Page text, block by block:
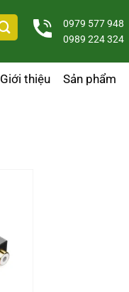
0979 577 948
0989 224 324
Giới thiệu Sản phẩm